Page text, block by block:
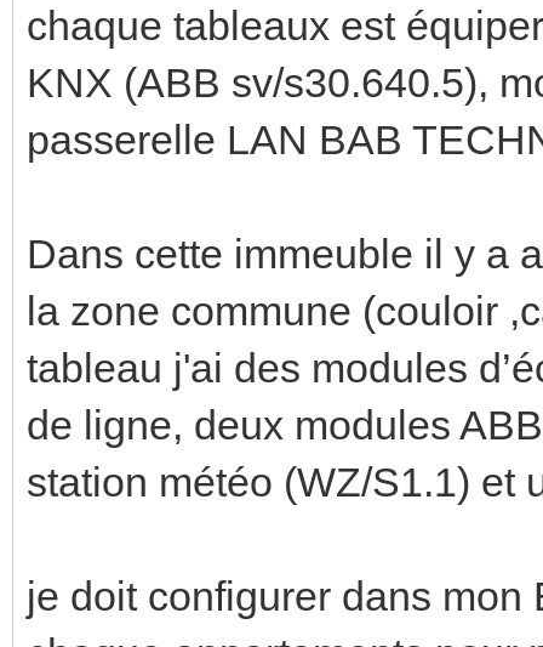
chaque tableaux est
KNX (ABB sv/s30.640.5),
passerelle LAN BAB
Dans cette immeuble il y a
la zone commune (couloir
tableau j'ai des modules
de ligne, deux modules
station météo (WZ/S1.1) et
je doit configurer dans